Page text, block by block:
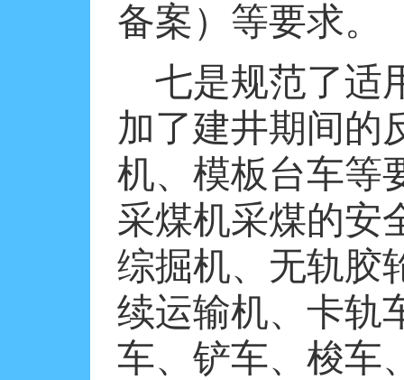
备案）等要求。
七是规范了适
加了建井期间的
机、模板台车等
采煤机采煤的安
综掘机、无轨胶
续运输机、卡轨
车、铲车、梭车